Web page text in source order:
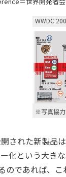
WWDC
※写真協力
された新製品
化という大き
のであれば、